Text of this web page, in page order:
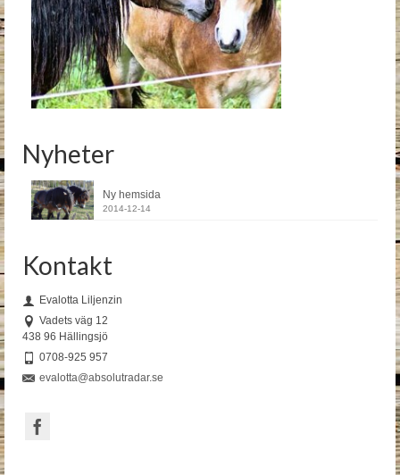
Nyheter
Ny hemsida
2014-12-14
Kontakt
Evalotta Liljenzin
Vadets väg 12
438 96 Hällingsjö
0708-925 957
evalotta@absolutradar.se